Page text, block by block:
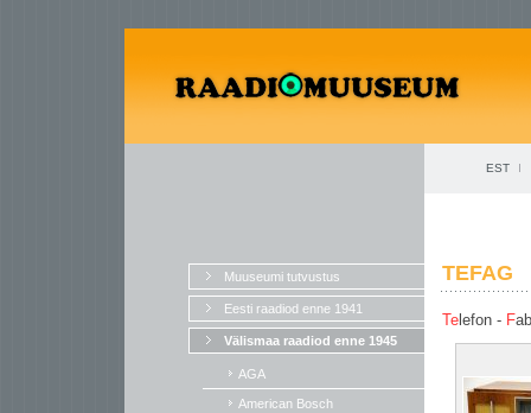
EST
Muuseumi tutvustus
Eesti raadiod enne 1941
Välismaa raadiod enne 1945
AGA
American Bosch
TEFAG
Te lefon - F